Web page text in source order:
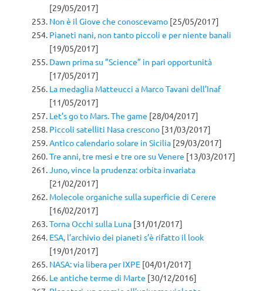
[29/05/2017]
Non è il Giove che conoscevamo [25/05/2017]
Pianeti nani, non tanto piccoli e per niente banali
[19/05/2017]
Dawn prima su ”Science” in pari opportunità
[17/05/2017]
La medaglia Matteucci a Marco Tavani dell’Inaf
[11/05/2017]
Let’s go to Mars. The game [28/04/2017]
Piccoli satelliti Nasa crescono [31/03/2017]
Antico calendario solare in Sicilia [29/03/2017]
Tre anni, tre mesi e tre ore su Venere [13/03/2017]
Juno, vince la prudenza: orbita invariata
[21/02/2017]
Molecole organiche sulla superficie di Cerere
[16/02/2017]
Torna Occhi sulla Luna [31/01/2017]
ESA, l’archivio dei pianeti s’è rifatto il look
[19/01/2017]
NASA: via libera per IXPE [04/01/2017]
Le antiche terme di Marte [30/12/2016]